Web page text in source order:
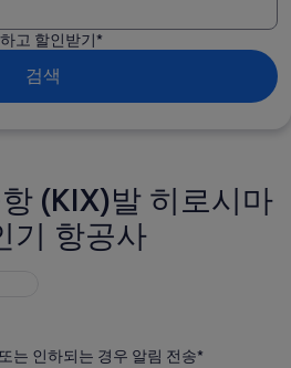
고 할인받기*
검색
(KIX)발 히로시마
기 항공사
는 인하되는 경우 알림 전송*